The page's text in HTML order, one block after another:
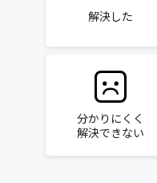
解決した
分かりにくく
解決できない